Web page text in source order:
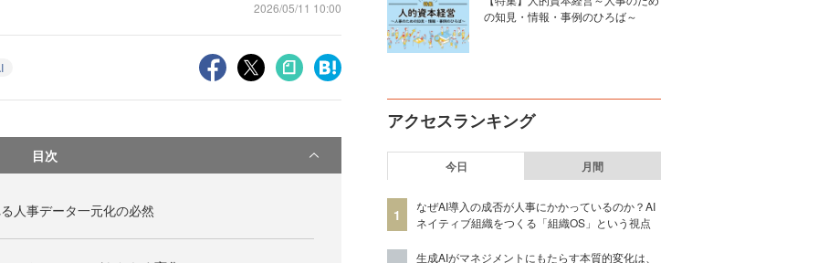
2026/05/11 10:00
目次
人事データ一元化の必然
の知見・情報・事例のひろば～
アクセスランキング
今日 月間
1
なぜAI導入の成否が人事にかかっているのか？AI
ネイティブ組織をつくる「組織OS」という視点
生成AIがマネジメントにもたらす本質的変化は、